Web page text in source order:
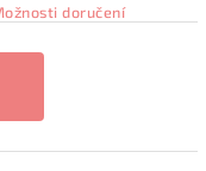
doručení